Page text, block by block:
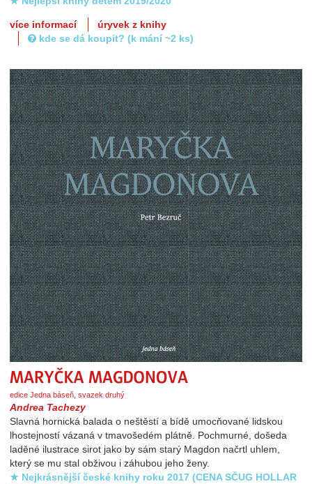
více informací
úryvek z knihy
kde se dá koupit? (k mání ~2 ks)
edice Jedna báseň, svazek druhý
Andrea Tachezy
Slavná hornická balada o neštěstí a bídě umocňované lidskou
lhostejností vázaná v tmavošedém plátně. Pochmurné, došeda
laděné ilustrace sirot jako by sám starý Magdon načrtl uhlem,
který se mu stal obživou i záhubou jeho ženy.
★ Nejkrásnější české knihy roku 2017 (CENA SČUG HOLLAR